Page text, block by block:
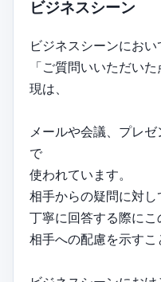
ビジネスシーン
ビジネスシーンにおい
「ご質問いいただい
現は、
メールや会議、プレ
で
使われています。
相手からの疑問に対し
丁寧に回答する際にこ
相手への配慮を示すこ